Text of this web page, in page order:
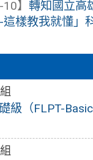
級（FLPT-
】 轉知國立高
樣教我就懂」